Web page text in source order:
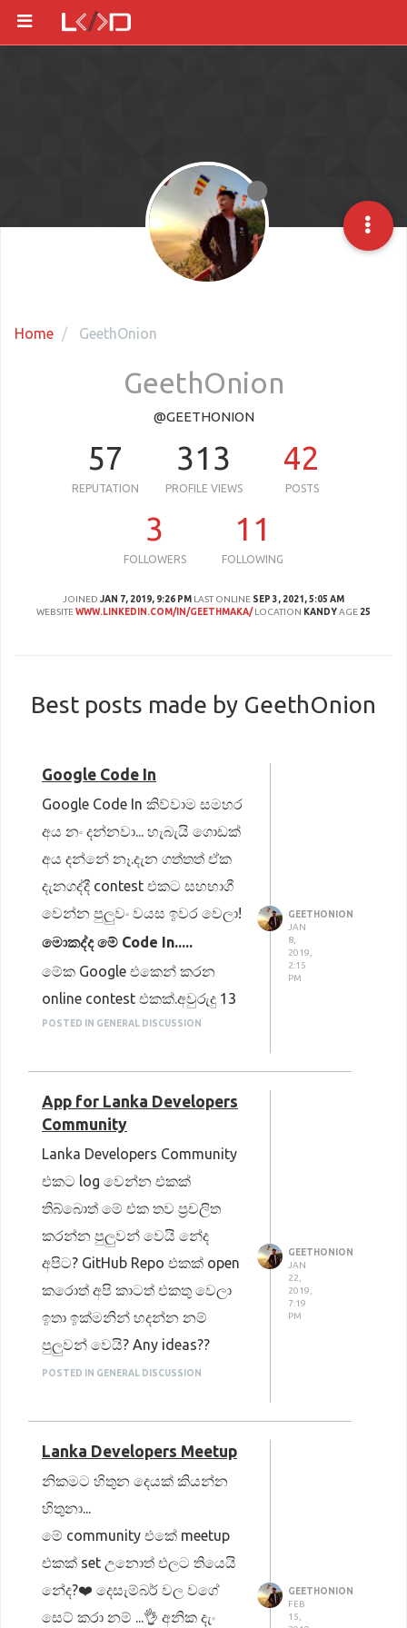
Home GeethOnion
GeethOnion
@GEETHONION
57
REPUTATION
313
PROFILE VIEWS
42
POSTS
3
FOLLOWERS
11
FOLLOWING
JOINED JAN 7, 2019, 9:26 PM LAST ONLINE SEP 3, 2021, 5:05 AM
WEBSITEWWW.LINKEDIN.COM/IN/GEETHMAKA/ LOCATION KANDYAGE 25
Best posts made by GeethOnion
Google Code In
Google Code In කිව්වාම සමහර
අය නං දන්නවා... හැබැයි ගොඩක්
අය දන්නේ නෑ.දැන ගත්තත් ඒක
දැනගද්දී contest එකට සහභාගී
වෙන්න පුලුවං වයස ඉවර වෙලා!
මොකද්ද මේ Code In.....
මේක Google එකෙන් කරන
online contest එකක්.අවුරුදු 13
ඉදං 17 වෙනකං ඕනෙම
කැමති පැත්තකින් තරග කරන්න
පුලුවං
(Designing,Programming,Documentation
,etc.)මේකට සහභාගී වෙන්න
තියෙන්නේ එක එක සංවිධාන
වලින් තමන්ට කැමති එකක්
තෝරගෙන තමා තරග කරන්න
තියෙන්නේ මේක අවසානයේ ඒ
ඒ සංවිධාන වලින් හොදම 6
දෙනෙක් තෝරනවා.එතනිනුත්
දෙන්නෙකුට අවස්ථාව
නොමිලේ චාරිකාවක්
යන්න.අනික් අයට limited
edition Google Hoodie එකක්
හම්බෙනවා.ඊට අමතරව සහභාගී
වෙන ඕනෙ කෙනෙක්ට වටිනා T
shirt එකක් ලැබෙනවා.
POSTED IN GENERAL DISCUSSION
GEETHONION
JAN
8,
2019,
2:15
PM
App for Lanka Developers
Community
Lanka Developers Community
එකට log වෙන්න එකක්
තිබ්බොත් මේ එක තව ප්‍රචලිත
කරන්න පුලුවන් වෙයි නේද
අපිට? GitHub Repo එකක් open
කරොත් අපි කාටත් එකතු වෙලා
ඉතා ඉක්මනින් හදන්න නම්
පුලුවන් වෙයි? Any ideas??
POSTED IN GENERAL DISCUSSION
GEETHONION
JAN
22,
2019,
7:19
PM
Lanka Developers Meetup
නිකමට හිතුන දෙයක් කියන්න
හිතුනා...
මේ community එකේ meetup
එකක් set උනොත් එලට තියෙයි
නේද?❤️ දෙසැම්බර් වල වගේ
සෙට් කරා නම් ...👌 අනික දැං
GEETHONION
FEB
15,